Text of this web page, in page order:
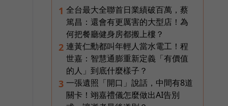
1 全台最大全聯首日業績破百萬，蔡
篤昌：還會有更厲害的大型店！為
何把餐廳健身房都搬上樓？
2 連黃仁勳都叫年輕人當水電工！程
世嘉：智慧通膨重新定義「有價值
的人」到底什麼樣子？
3 一張遺照「開口」說話，中間有8道
關卡！翊嘉禮儀怎麼做出AI告別